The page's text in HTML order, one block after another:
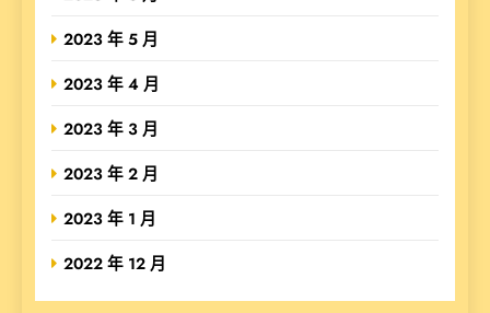
2023 年 5 月
2023 年 4 月
2023 年 3 月
2023 年 2 月
2023 年 1 月
2022 年 12 月